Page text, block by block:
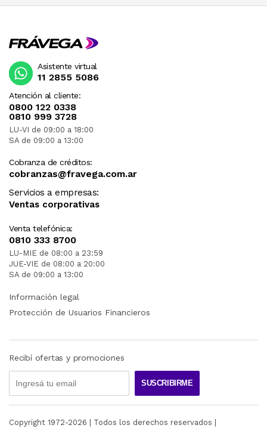
Atención al cliente:
0800 122 0338
0810 999 3728
LU-VI de 09:00 a 18:00
SA de 09:00 a 13:00
Cobranza de créditos:
cobranzas@fravega.com.ar
Servicios a empresas:
Ventas corporativas
Venta telefónica:
0810 333 8700
LU-MIE de 08:00 a 23:59
JUE-VIE de 08:00 a 20:00
SA de 09:00 a 13:00
Asistente virtual
11 2855 5086
Información legal
Protección de Usuarios Financieros
Recibí ofertas y promociones
SUSCRIBIRME
Copyright 1972-2026 | Todos los derechos reservados |